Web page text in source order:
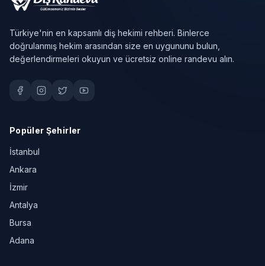
Türkiye'nin en kapsamlı diş hekimi rehberi. Binlerce
doğrulanmış hekim arasından size en uygununu bulun,
değerlendirmeleri okuyun ve ücretsiz online randevu alın.
Popüler Şehirler
İstanbul
Ankara
İzmir
Antalya
Bursa
Adana